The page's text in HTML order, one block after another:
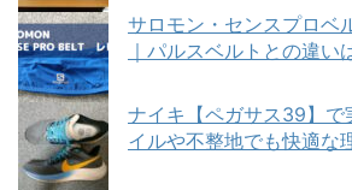
サロモン・センスプロベ
｜パルスベルトとの違い
ナイキ【ペガサス39】で
イルや不整地でも快適な